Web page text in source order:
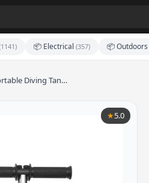
📦 Electrical (357) 📦 Outdoors
Diving Tan…
★5.0